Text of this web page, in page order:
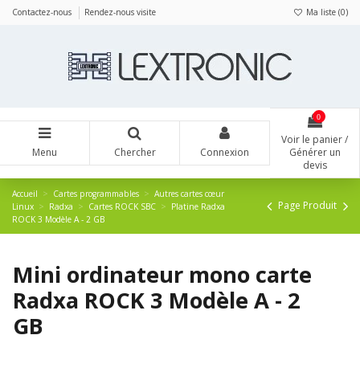
Contactez-nous Rendez-nous visite Ma liste (0)
Menu Chercher Connexion
0
Voir le panier /
Générer un
devis
Accueil Cartes programmables
Autres cartes cœur
Linux
Radxa Cartes ROCK SBC
Platine Radxa
ROCK 3 Modèle A - 2 GB
Page Produit
Mini ordinateur mono carte
Radxa ROCK 3 Modèle A - 2
GB
Panneau de gestion des cookies